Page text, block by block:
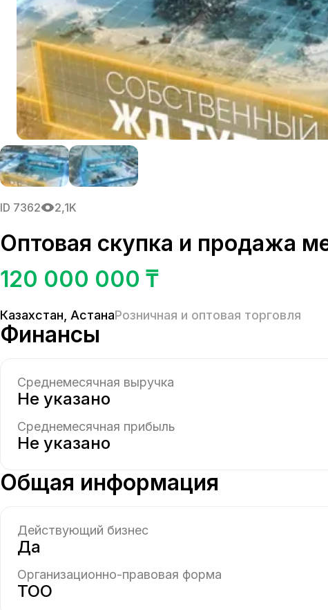
ID 7362 2,1K
Оптовая скупка и продажа
120 000 000 ₸
Казахстан АстанаРозничная и оптовая торговля
Финансы
Среднемесячная выручка
Не указано
Среднемесячная прибыль
Не указано
Общая информация
Действующий бизнес
Да
Организационно-правовая форма
ТОО